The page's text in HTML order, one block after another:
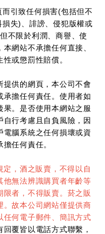
引致任何損害(包括但不
失)、誹謗、侵犯版權或
不限於利潤、商譽、使
網站不承擔任何直接、
或懲罰性賠償。
供的網頁，本公司不會
擔任何責任。使用者如
。是否使用本網站之服
行考慮且自負風險，因
腦系統之任何損壞或資
任何責任。
，酒之販賣，不得以自
他無法辨識購買者年齡等
者，不得販賣。菸之販
。故本公司網站僅提供商
任何電子郵件、簡訊方式
回覆皆以電話方式聯繫，